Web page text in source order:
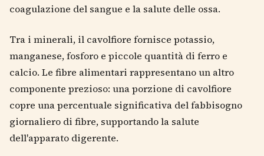
coagulazione del sangue e la salute delle ossa.
Tra i minerali, il cavolfiore fornisce potassio,
manganese, fosforo e piccole quantità di ferro e
calcio. Le fibre alimentari rappresentano un altro
componente prezioso: una porzione di cavolfiore
copre una percentuale significativa del fabbisogno
giornaliero di fibre, supportando la salute
dell'apparato digerente.